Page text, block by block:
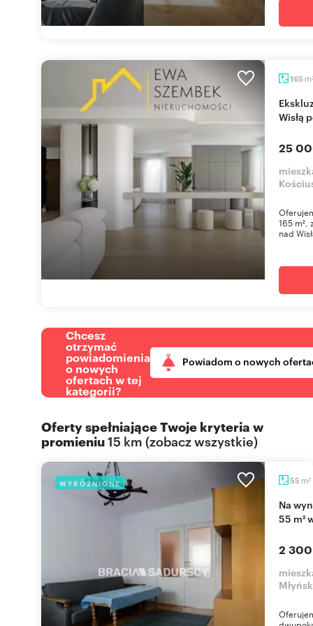
165 m
Ekskluzywny apartament 165 m² z tarasem nad
Wisłą
25
165
nad
Chcesz
otrzymać
powiadomienia
o nowych
ofertach w tej
kategorii?
Powiadom o nowych
Oferty spełniające Twoje kryteria w
promieniu15 km (zobacz wszystkie)
WYRÓŻNIONE 55 m2
Na wynajem przestronne 2-pokojowe mieszkanie
55 m²
2